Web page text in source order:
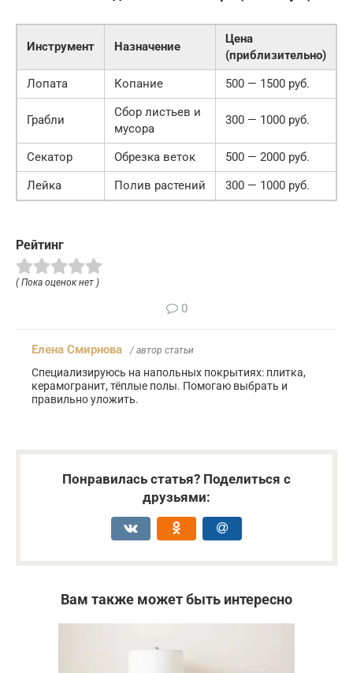
Инструмент Назначение
Цена
(приблизительно)
Лопата
Копание 500 — 1500 руб.
Грабли
Сбор листьев и
мусора
300 — 1000 руб.
Секатор Обрезка веток
500 — 2000 руб.
Лейка
Полив растений 300 — 1000 руб.
Рейтинг
( Пока оценок нет )
0
Елена Смирнова / автор статьи
Специализируюсь на напольных покрытиях: плитка,
керамогранит, тёплые полы. Помогаю выбрать и
правильно уложить.
Понравилась статья? Поделиться с
друзьями:
Вам также может быть интересно